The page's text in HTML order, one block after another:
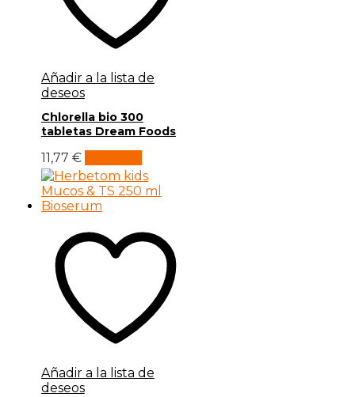
Añadir a la lista de
deseos
Chlorella bio 300
tabletas Dream Foods
11,77 €
Añadir a la lista de
deseos